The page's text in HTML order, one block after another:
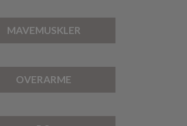
MAVEMUSKLER
OVERARME